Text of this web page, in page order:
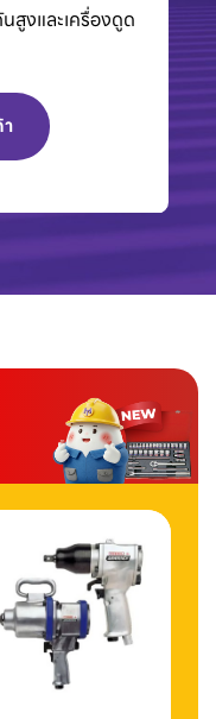
สูงและเครื่องดูด